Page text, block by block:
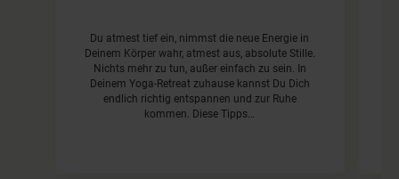
Du atmest tief ein, nimmst die neue Energie in
Deinem Körper wahr, atmest aus, absolute Stille.
Nichts mehr zu tun, außer einfach zu sein. In
Deinem Yoga-Retreat zuhause kannst Du Dich
endlich richtig entspannen und zur Ruhe
kommen. Diese Tipps…